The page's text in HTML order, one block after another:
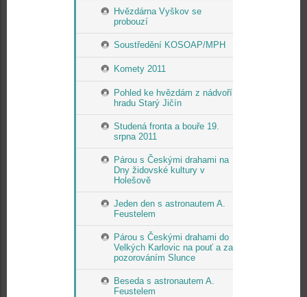
Hvězdárna Vyškov se
probouzí
Soustředění KOSOAP/MPH
Komety 2011
Pohled ke hvězdám z nádvoří
hradu Starý Jičín
Studená fronta a bouře 19.
srpna 2011
Párou s Českými drahami na
Dny židovské kultury v
Holešově
Jeden den s astronautem A.
Feustelem
Párou s Českými drahami do
Velkých Karlovic na pouť a za
pozorováním Slunce
Beseda s astronautem A.
Feustelem